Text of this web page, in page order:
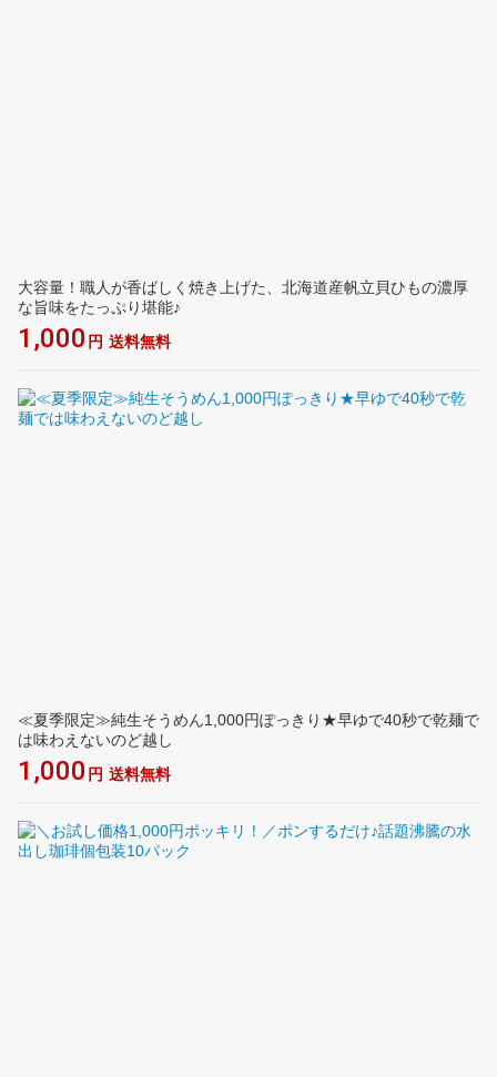
大容量！職人が香ばしく焼き上げた、北海道産帆立貝ひもの濃厚
な旨味をたっぷり堪能♪
1,000 円 送料無料
≪夏季限定≫純生そうめん1,000円ぽっきり★早ゆで40秒で乾麺で
は味わえないのど越し
1,000 円 送料無料